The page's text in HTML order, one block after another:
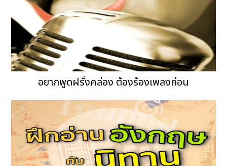
อยากพูดฝรั่งคล่อง ต้องร้องเพลงก่อน